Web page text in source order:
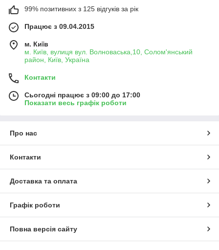
99% позитивних з 125 відгуків за рік
Працює з 09.04.2015
м. Київ
м. Київ, вулиця вул. Волноваська,10, Солом'янський
район, Київ, Україна
Контакти
Сьогодні працює з 09:00 до 17:00
Показати весь графік роботи
Про нас
Контакти
Доставка та оплата
Графік роботи
Повна версія сайту